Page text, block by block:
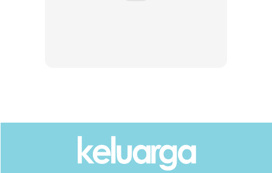
sayuq 🥬🥒🥦🌶️🌽, pokok buah 🍈🥭🍓🍇🍉 spray ja, siram
ja. Kekerapan siraman bergantung pada kerajinan